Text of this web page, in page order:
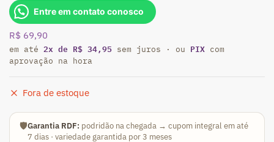
Entre em contato conosco
R$ 69,90
em até 2x de R$ 34,95 sem juros · ou PIX com
aprovação na hora
Fora de estoque
🛡️Garantia RDF: podridão na chegada → cupom integral em até
7 dias · variedade garantida por 3 meses